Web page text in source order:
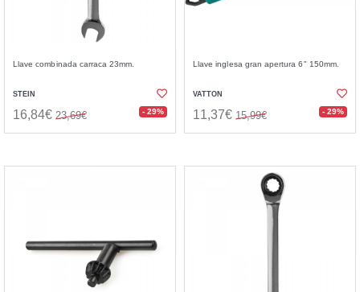
Llave combinada carraca 23mm.
STEIN
16,84€ 23,69€ - 29%
Llave inglesa gran apertura 6" 150mm.
VATTON
11,37€ 15,99€ - 29%